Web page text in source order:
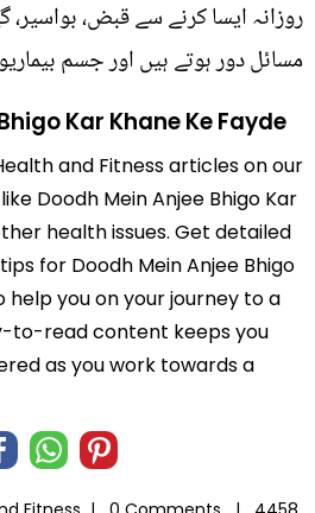
روزانہ ایسا کرنے سے قبض،
مسائل دور ہوتے ہیں اور جسم
Kar Khane Ke Fayde
and Fitness articles on our
Doodh Mein Anjee Bhigo Kar
health issues. Get detailed
for Doodh Mein Anjee Bhigo
help you on your journey to a
to-read content keeps you
as you work towards a